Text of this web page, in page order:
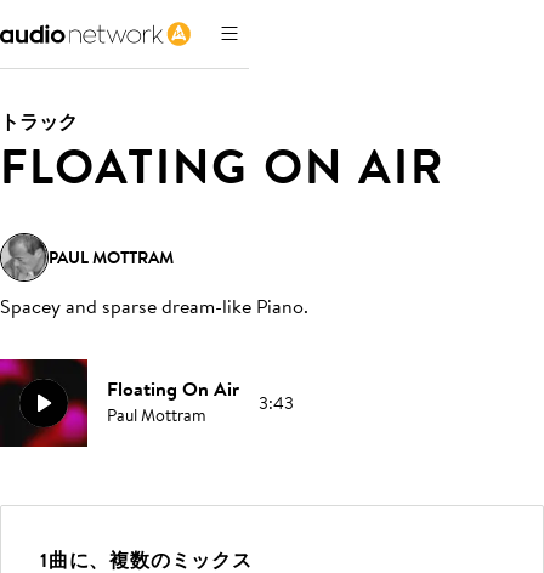
トラック
FLOATING ON AIR
PAUL MOTTRAM
Spacey and sparse dream-like Piano.
Floating On Air
Paul Mottram 3:43
1曲に、複数のミックス